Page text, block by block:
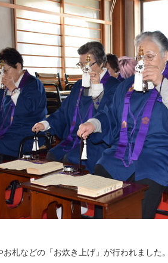
お札などの「お炊き上げ」が行われました